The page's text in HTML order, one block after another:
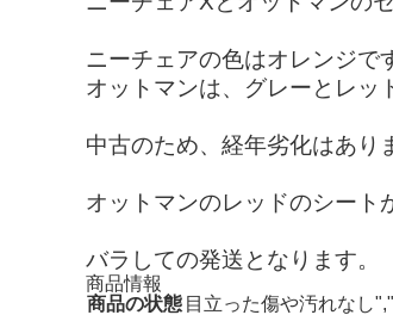
ニーチェアの色はオレンジで
オットマンは、グレーとレッ
中古のため、経年劣化はあり
オットマンのレッドのシート
バラしての発送となります。
商品情報
商品の状態 目立った傷や汚れなし